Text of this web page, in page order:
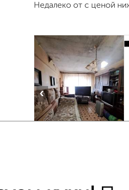
Недалеко от с ценой
‹